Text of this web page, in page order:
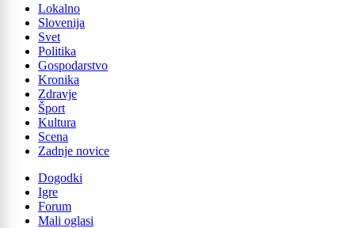
Lokalno
Slovenija
Svet
Politika
Gospodarstvo
Kronika
Zdravje
Šport
Kultura
Scena
Zadnje novice
Dogodki
Igre
Forum
Mali oglasi